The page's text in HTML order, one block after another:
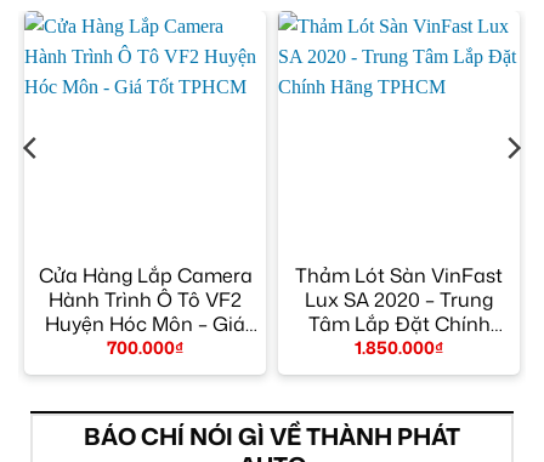
Cửa Hàng Lắp Camera
Hành Trình Ô Tô VF2
Huyện Hóc Môn – Giá
Tốt TPHCM
700.000₫
Thảm Lót Sàn VinFast
Lux SA 2020 – Trung
Tâm Lắp Đặt Chính
Hãng TPHCM
1.850.000₫
BÁO CHÍ NÓI GÌ VỀ THÀNH PHÁT